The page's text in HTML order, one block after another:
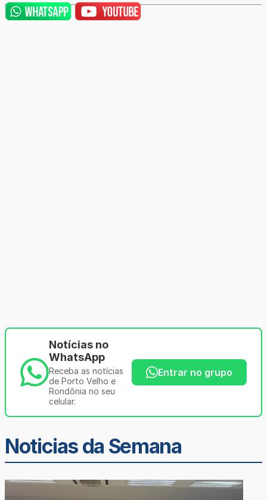
Notícias no
WhatsApp
Receba as notícias
de Porto Velho e
Rondônia no seu
celular.
Entrar no grupo
Noticias da Semana